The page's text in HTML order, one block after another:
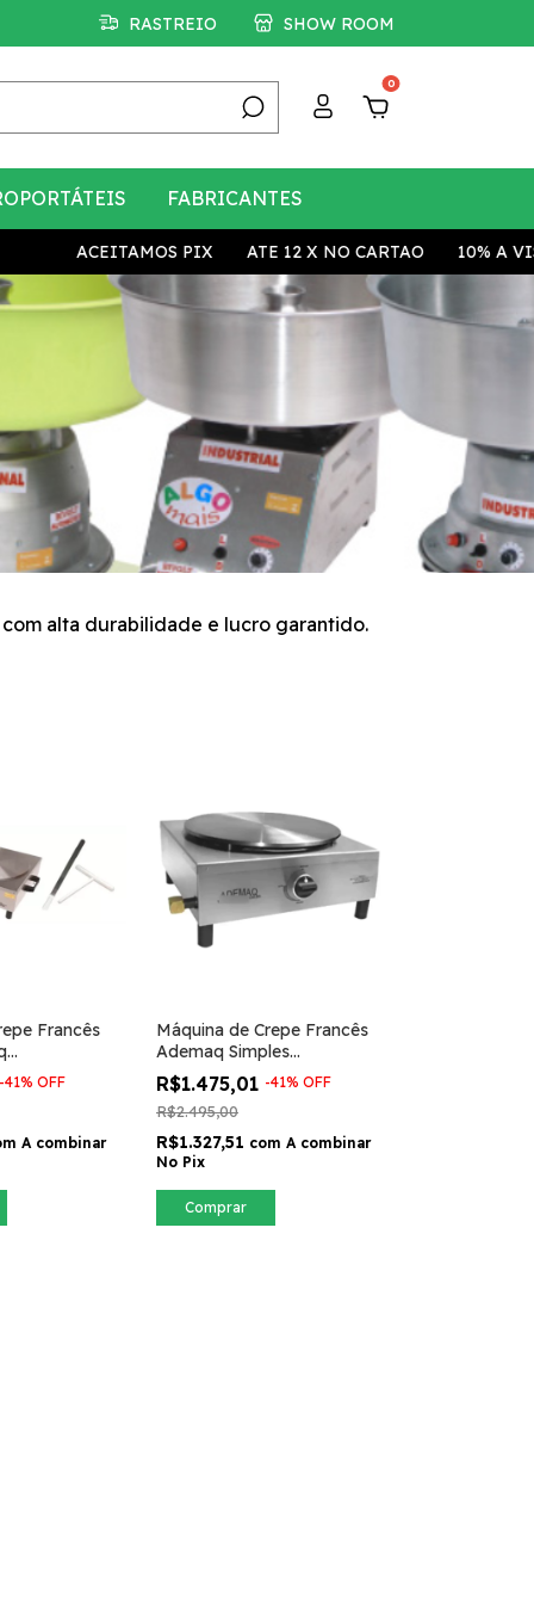
RASTREIO SHOW ROOM
0
FABRICANTES
ACEITAMOS PIX ATE 12 X NO CARTAO 10% A VISTA
alta durabilidade e lucro garantido.
Francês
-41% OFF
A combinar
Máquina de Crepe Francês
Ademaq Simples
Panquequeira a Gás
R$1.475,01 -41% OFF
R$2.495,00
R$1.327,51 com A combinar
No Pix